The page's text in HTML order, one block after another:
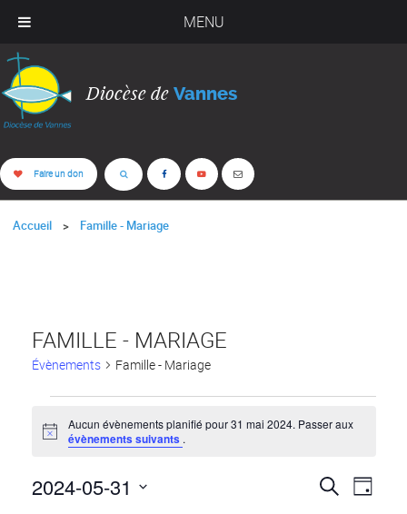
MENU
Diocèse de Vannes
Faire un don
Accueil Famille - Mariage
FAMILLE - MARIAGE
Évènements Famille - Mariage
ÉVÈNEMENTS
FOR
31
Notice
Aucun évènements planifié pour 31 mai 2024. Passer aux
évènements suivants .
Recherche
Jour
2024-05-31